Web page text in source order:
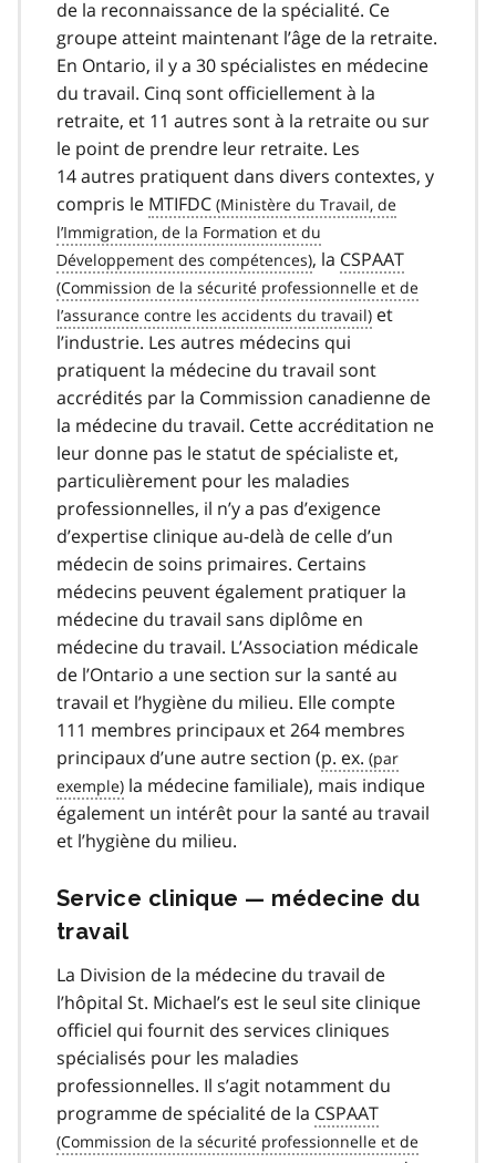
de la reconnaissance de la spécialité. Ce
groupe atteint maintenant l’âge de la retraite.
En Ontario, il y a 30 spécialistes en médecine
du travail. Cinq sont officiellement à la
retraite, et 11 autres sont à la retraite ou sur
le point de prendre leur retraite. Les
14 autres pratiquent dans divers contextes, y
compris le MTIFDC
, la CSPAAT
et
l’industrie. Les autres médecins qui
pratiquent la médecine du travail sont
accrédités par la Commission canadienne de
la médecine du travail. Cette accréditation ne
leur donne pas le statut de spécialiste et,
particulièrement pour les maladies
professionnelles, il n’y a pas d’exigence
d’expertise clinique au-delà de celle d’un
médecin de soins primaires. Certains
médecins peuvent également pratiquer la
médecine du travail sans diplôme en
médecine du travail. L’Association médicale
de l’Ontario a une section sur la santé au
travail et l’hygiène du milieu. Elle compte
111 membres principaux et 264 membres
principaux d’une autre section (p. ex.
la médecine familiale), mais indique
également un intérêt pour la santé au travail
et l’hygiène du milieu.
Service clinique — médecine du
travail
La Division de la médecine du travail de
l’hôpital St. Michael’s est le seul site clinique
officiel qui fournit des services cliniques
spécialisés pour les maladies
professionnelles. Il s’agit notamment du
programme de spécialité de la CSPAAT